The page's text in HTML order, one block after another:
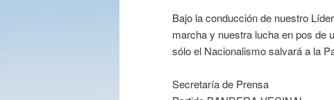
Bajo la conducción de nuestro
marcha y nuestra lucha en pos de
sólo el Nacionalismo salvará a la
Secretaría de Prensa